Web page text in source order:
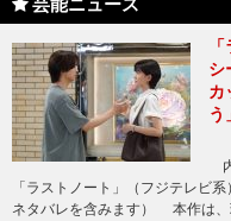
シ
カ
う
「ラストノート」（フジテレビ
ネタバレを含みます） 本作は、